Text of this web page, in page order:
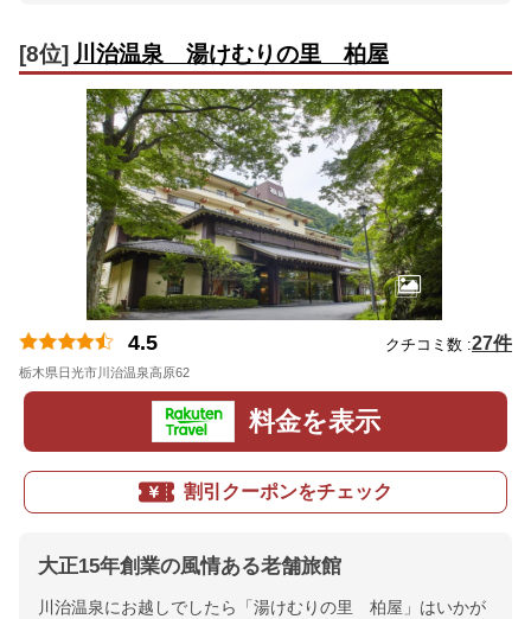
[8位] 川治温泉 湯けむりの里 柏屋
4.5 クチコミ数 :27件
栃木県日光市川治温泉高原62
料金を表示
割引クーポンをチェック
大正15年創業の風情ある老舗旅館
川治温泉にお越しでしたら「湯けむりの里 柏屋」はいかが